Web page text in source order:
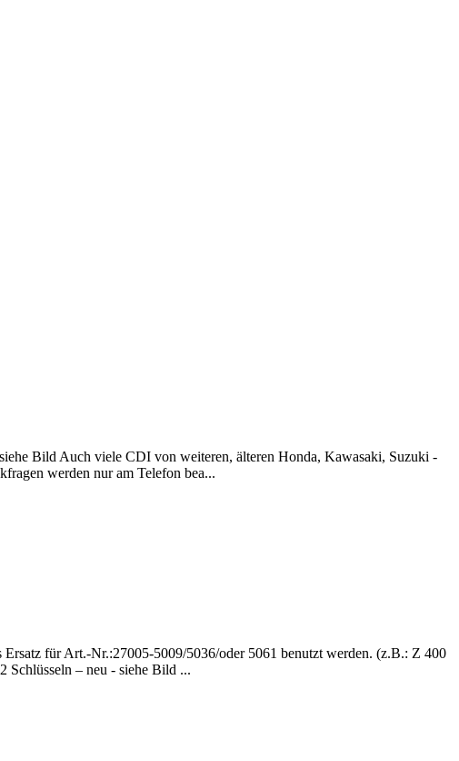
Bild Auch viele CDI von weiteren, älteren Honda, Kawasaki, Suzuki -
werden nur am Telefon bea...
für Art.-Nr.:27005-5009/5036/oder 5061 benutzt werden. (z.B.: Z 400
– neu - siehe Bild ...